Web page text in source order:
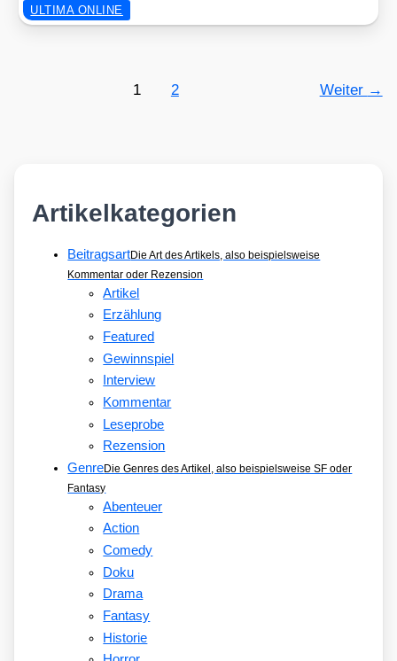
ULTIMA ONLINE
1 2 Weiter →
Artikelkategorien
BeitragsartDie Art des Artikels, also beispielsweise
Kommentar oder Rezension
Artikel
Erzählung
Featured
Gewinnspiel
Interview
Kommentar
Leseprobe
Rezension
GenreDie Genres des Artikel, also beispielsweise SF oder
Fantasy
Abenteuer
Action
Comedy
Doku
Drama
Fantasy
Historie